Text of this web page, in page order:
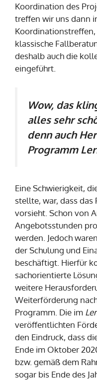
Koordination des
treffen wir uns dann
klassische
deshalb auch die
eingeführt.
Wow, das
alles sehr
denn auch
Programm
Eine Schwierigkeit,
stellte, war, dass
vorsieht. Schon von
Angebotsstunden
werden. Jedoch
der Schulung und
beschäftigt. Hierfür
sachorientierte
weitere
Weiterförderung
Programm. Die im
veröffentlichten
den Eindruck, dass
Ende im Oktober
bzw. gemäß dem
sogar bis Ende des